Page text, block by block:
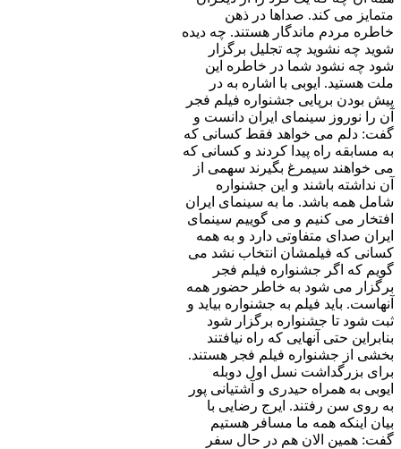
متمایز می کند. صداها در ذهن
خاطره مردم ماندگار هستند. چه دیده
شوید چه نشوید چه تجلیل برگزار
شود چه نشود شما در خاطره این
ملت هستید. ایوبی با اشاره به در
پیش بودن برپایی جشنواره فیلم فجر
آن را نوروز سینمای ایران دانست و
گفت: دلم می خواهد فقط کسانی که
به مسابقه راه پیدا کردند و کسانی که
می خواهند سیمرغ بگیرند سهمی از
آن نداشته باشند و این جشنواره
شامل همه باشد. ما به سینمای ایران
افتخار می کنیم و می گوییم سینمای
ایران صدای متفاوتی دارد و به همه
کسانی که فیلمشان انتخاب نشد می
گویم که اگر جشنواره فیلم فجر
برگزار می شود به خاطر حضور همه
آنهاست. باید فیلم به جشنواره بیاید و
ثبت شود تا جشنواره برگزار شود
بنابراین حتی آنهایی که راه نیافتند
بخشی از جشنواره فیلم فجر هستند.
برای بزرگداشت نسل اول دوبله
ایوبی به همراه حیدری و آشتیانی پور
به روی سن رفتند. ایرج رضایی با
بیان اینکه همه ما مسافر هستیم
گفت: همین الان هم در حال سفر